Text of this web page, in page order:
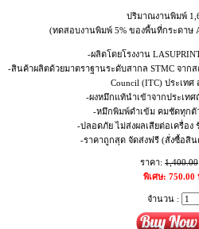
ปริมาณงานพิมพ์
(ทดสอบงานพิมพ์ 5% ของพื้นที่กระดาษ
-ผลิตโดยโรงงาน
-สินค้าผลิตด้วยมาตราฐานระดับสากล STMC จากส
Council (ITC) ประเทศ
-ผงหมึกแท้นำเข้าจากประเทศ
-หมึกพิมพ์ดำเข้ม คมชัดทุก
-ปลอดภัย ไม่ส่งผลเสียต่อเครื่อง
-ราคาถูกสุด จัดส่งฟรี (สั่งซื้อสิ
ราคา: 1,400.00
พิเศษ: 750.00
จำนวน :